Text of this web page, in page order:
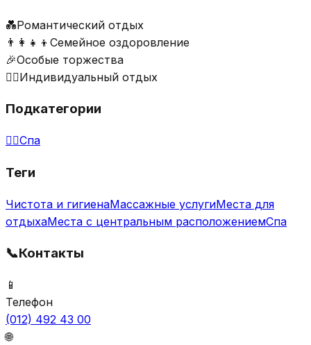
💑Романтический отдых
👨‍👩‍👧‍👦 Семейное оздоровление
🎉Особые торжества
🧘‍♂️Индивидуальный отдых
Подкатегории
💆‍♀️Спа
Теги
Чистота и гигиенаМассажные услугиМеста для
отдыхаМеста с центральным расположениемСпа
📞Контакты
📱
Телефон
(012) 492 43 00
🌐